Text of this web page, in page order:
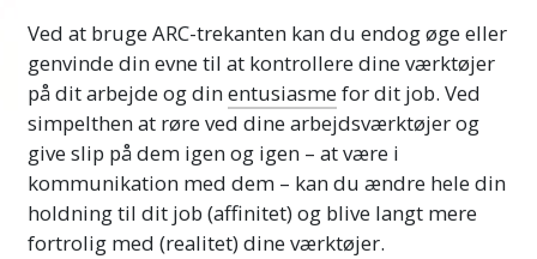
Ved at bruge ARC-trekanten kan du endog øge eller
genvinde din evne til at kontrollere dine værktøjer
på dit arbejde og dinentusiasmefor dit job. Ved
simpelthen at røre ved dine arbejdsværktøjer og
give slip på dem igen og igen – at være i
kommunikation med dem – kan du ændre hele din
holdning til dit job (affinitet) og blive langt mere
fortrolig med (realitet) dine værktøjer.